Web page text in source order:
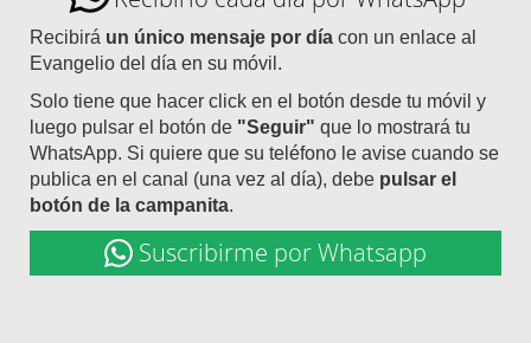
Recibirá un único mensaje por día con un enlace al
Evangelio del día en su móvil.
Solo tiene que hacer click en el botón desde tu móvil y
luego pulsar el botón de "Seguir" que lo mostrará tu
WhatsApp. Si quiere que su teléfono le avise cuando se
publica en el canal (una vez al día), debe pulsar el
botón de la campanita.
Suscribirme por Whatsapp